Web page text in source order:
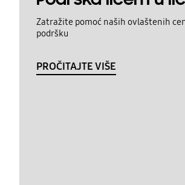
Zatražite pomoć naših ovlaštenih
podršku
PROČITAJTE VIŠE